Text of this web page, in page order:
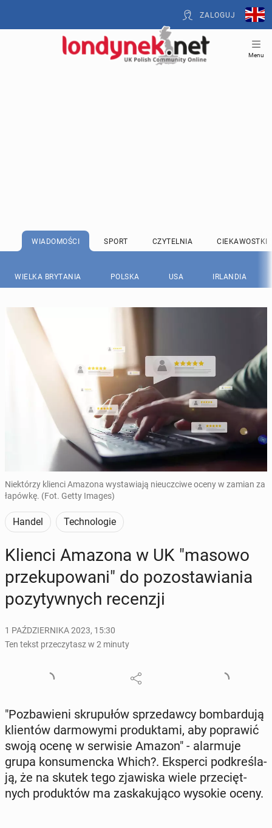
ZALOGUJ
Menu
WIADOMOŚCI SPORT CZYTELNIA CIEKAWOSTKI
WIELKA BRYTANIA POLSKA USA IRLANDIA
Niektórzy klienci Amazona wystawiają nieuczciwe oceny w zamian za
łapówkę. (Fot. Getty Images)
Handel Technologie
Klienci Amazona w UK "masowo
prze­ku­po­wa­ni" do po­zo­sta­wia­nia
po­zy­tyw­nych re­cen­zji
1 PAŹDZIERNIKA 2023, 15:30
Ten tekst przeczytasz w 2 minuty
"Po­zba­wie­ni skru­pu­łów sprze­daw­cy bom­bar­du­ją
klien­tów dar­mo­wy­mi pro­duk­ta­mi, aby po­pra­wić
swoją ocenę w ser­wi­sie Amazon" - alar­mu­je
grupa kon­su­menc­ka Which?. Eks­per­ci pod­kre­śla­
ją, że na skutek tego zja­wi­ska wiele prze­cięt­
nych pro­duk­tów ma za­ska­ku­ją­co wysokie oceny.